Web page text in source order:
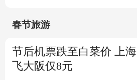
界面新闻 1跟贴
来没有这么想回去上班
春节旅游
节后机票跌至白菜价 上海
飞大阪仅8元